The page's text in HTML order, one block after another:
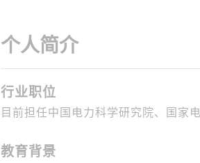
个人简介
行业职位
目前担任中国电力科学研究院、国家
教育背景